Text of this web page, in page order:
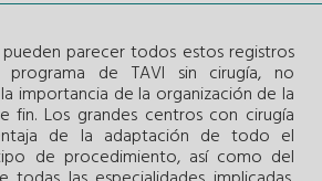
parecer todos estos registros
de TAVI sin cirugía, no
importancia de la organización de la
fin. Los grandes centros con cirugía
de la adaptación de todo el
de procedimiento, así como del